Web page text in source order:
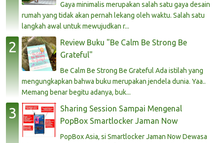
Gaya minimalis merupakan salah satu gaya desain
rumah yang tidak akan pernah lekang oleh waktu. Salah satu
langkah awal untuk mewujudkan r...
Review Buku "Be Calm Be Strong Be
Grateful"
Be Calm Be Strong Be Grateful Ada istilah yang
mengungkapkan bahwa buku merupakan jendela dunia. Yaa..
Memang benar begitu adanya, buk...
Sharing Session Sampai Mengenal
PopBox Smartlocker Jaman Now
PopBox Asia, si Smartlocker Jaman Now Dewasa